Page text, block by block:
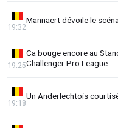
Mannaert dévoile le
19:32
Ca bouge encore au
Challenger Pro League
19:25
Un Anderlechtois
19:18